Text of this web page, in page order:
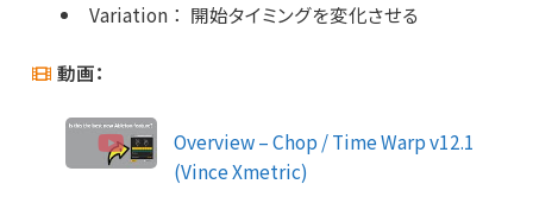
Variation： 開始タイミングを変化させる
動画：
Overview – Chop / Time Warp v12.1
(Vince Xmetric)